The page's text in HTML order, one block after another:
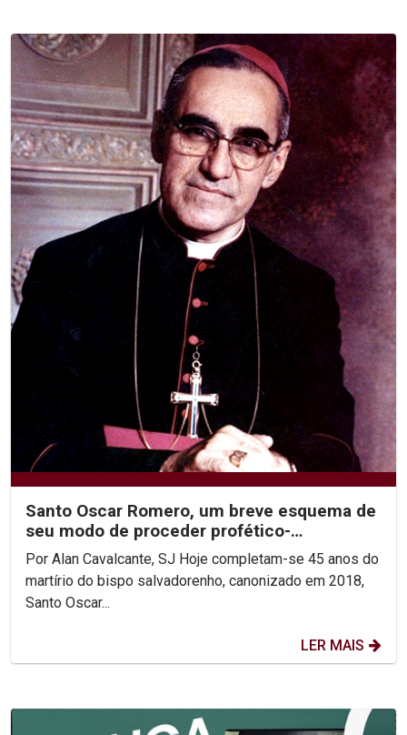
Santo Oscar Romero, um breve esquema de
seu modo de proceder profético-
reconciliador.
Por Alan Cavalcante, SJ Hoje completam-se 45 anos do
martírio do bispo salvadorenho, canonizado em 2018,
Santo Oscar...
LER MAIS